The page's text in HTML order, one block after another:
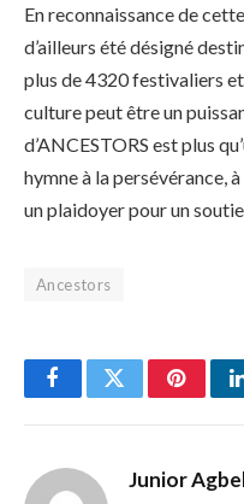
En reconnaissance de
d’ailleurs été désigné
plus de 4320 festivaliers
culture peut être un
d’ANCESTORS est plus
hymne à la persévérance,
un plaidoyer pour un
Ancestors
FacebookTwitter
Junior